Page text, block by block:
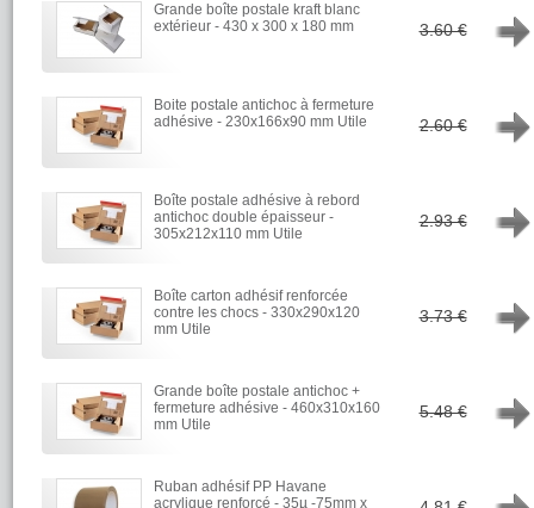
Grande boîte postale kraft blanc
extérieur - 430 x 300 x 180 mm
3.60 €
Boite postale antichoc à fermeture
adhésive - 230x166x90 mm Utile
2.60 €
Boîte postale adhésive à rebord
antichoc double épaisseur -
305x212x110 mm Utile
2.93 €
Boîte carton adhésif renforcée
contre les chocs - 330x290x120
mm Utile
3.73 €
Grande boîte postale antichoc +
fermeture adhésive - 460x310x160
mm Utile
5.48 €
Ruban adhésif PP Havane
acrylique renforcé - 35µ -75mm x